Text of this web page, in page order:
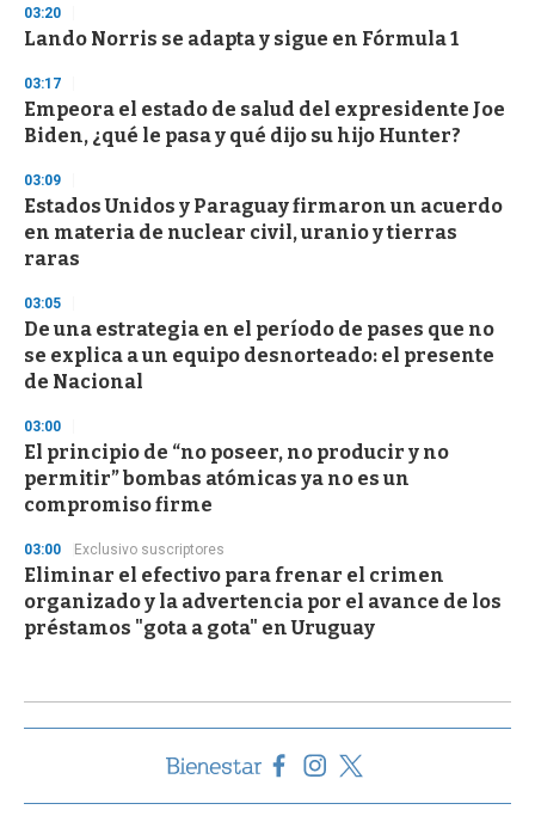
03:20
Lando Norris se adapta y sigue en Fórmula 1
03:17
Empeora el estado de salud del expresidente Joe
Biden, ¿qué le pasa y qué dijo su hijo Hunter?
03:09
Estados Unidos y Paraguay firmaron un acuerdo
en materia de nuclear civil, uranio y tierras
raras
03:05
De una estrategia en el período de pases que no
se explica a un equipo desnorteado: el presente
de Nacional
03:00
El principio de “no poseer, no producir y no
permitir” bombas atómicas ya no es un
compromiso firme
03:00 Exclusivo suscriptores
Eliminar el efectivo para frenar el crimen
organizado y la advertencia por el avance de los
préstamos "gota a gota" en Uruguay